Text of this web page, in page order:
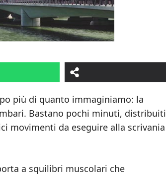
più di quanto immaginiamo: la
Bastano pochi minuti, distribuiti
movimenti da eseguire alla scrivania
a squilibri muscolari che